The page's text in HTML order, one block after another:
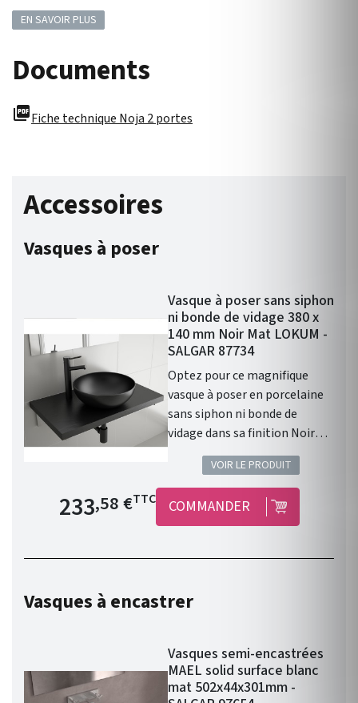
EN SAVOIR PLUS
Documents
picture_as_pdfFiche technique Noja 2 portes
Accessoires
Vasques à poser
Vasque à poser sans siphon
ni bonde de vidage 380 x
140 mm Noir Mat LOKUM -
SALGAR 87734
Optez pour ce magnifique
vasque à poser en porcelaine
sans siphon ni bonde de
vidage dans sa finition Noir
Vasque à poser. Matière :
porcelaine. Sans siphon ni
bonde de vidage. Résistante
aux produits chimiques et aux
inclus. Finition : Noir Mat.
Espagne. Garantie 3 ans.
VOIR LE PRODUIT
Prix de base
233,58 €TTC COMMANDER
Vasques à encastrer
Vasques semi-encastrées
MAEL solid surface blanc
mat 502x44x301mm -